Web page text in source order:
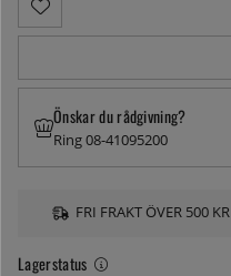
Lagerstatus
Önskar du rådgivning?
Ring 08-41095200
FRI FRAKT ÖVER 500 KR